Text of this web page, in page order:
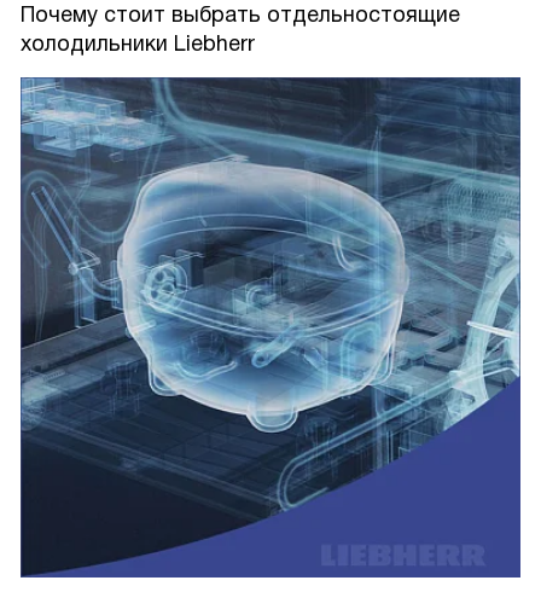
Почему стоит выбрать отдельностоящие
холодильники Liebherr